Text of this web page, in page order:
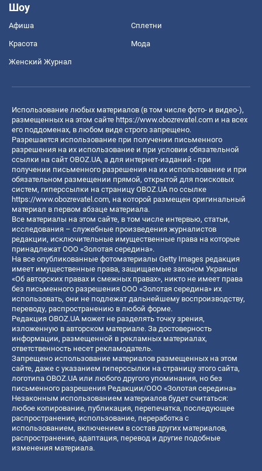
Шоу
Афиша Сплетни
Красота Мода
Женский Журнал
Использование любых материалов (в том числе фото- и видео-),
размещенных на этом сайте https://www.obozrevatel.com и на всех
его поддоменах, в любом виде строго запрещено.
Разрешается использование при получении письменного
разрешения на их использование и при условии обязательной
ссылки на сайт OBOZ.UA, а для интернет-изданий - при
получении письменного разрешения на их использование и при
обязательном размещении прямой, открытой для поисковых
систем, гиперссылки на страницу OBOZ.UA по ссылке
https://www.obozrevatel.com, на которой размещен оригинальный
материал в первом абзаце материала.
Все материалы на этом сайте, в том числе интервью, статьи,
исследования – служебные произведения журналистов
редакции, исключительные имущественные права на которые
принадлежат ООО «Золотая середина».
На все опубликованные фотоматериалы Getty Images редакция
имеет имущественные права, защищаемые законом Украины
«Об авторских правах и смежных правах», никто не имеет права
без письменного разрешения ООО «Золотая середина» их
использовать, они не подлежат дальнейшему воспроизводству,
переводу, распространению в любой форме.
Редакция OBOZ.UA может не разделять точку зрения,
изложенную в авторском материале. За достоверность
информации, размещенной в рекламных материалах,
ответственность несет рекламодатель.
Запрещено использование материалов размещенных на этом
сайте, даже с указанием гиперссылки на страницу этого сайта,
логотипа OBOZ.UA или любого другого упоминания, но без
письменного разрешения Редакции/ООО «Золотая середина»
Незаконным использованием материалов будет считаться:
любое копирование, публикация, перепечатка, последующее
распространение, использование, переработка с
использованием, включением в состав других материалов,
распространение, адаптация, перевод и другие подобные
изменения материала.